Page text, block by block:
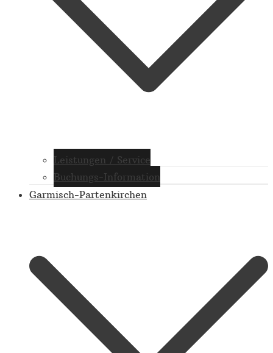
Leistungen / Service
Buchungs-Information
Garmisch-Partenkirchen